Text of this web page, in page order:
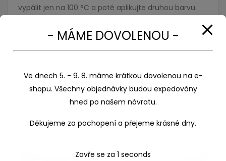
vypálit jen na 100 °C a poté aplikujte druhou barvu.
Související produkty
- MÁME DOVOLENOU -
Ve dnech 5. - 9. 8. máme krátkou dovolenou na e-
shopu. Všechny objednávky budou expedovány
hned po našem návratu.
Děkujeme za pochopení a přejeme krásné dny.
Zavře se za 0 seconds